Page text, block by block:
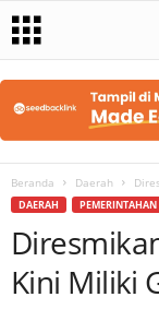
Beranda Daerah
DAERAH PEMERINTAHAN
Kini Miliki